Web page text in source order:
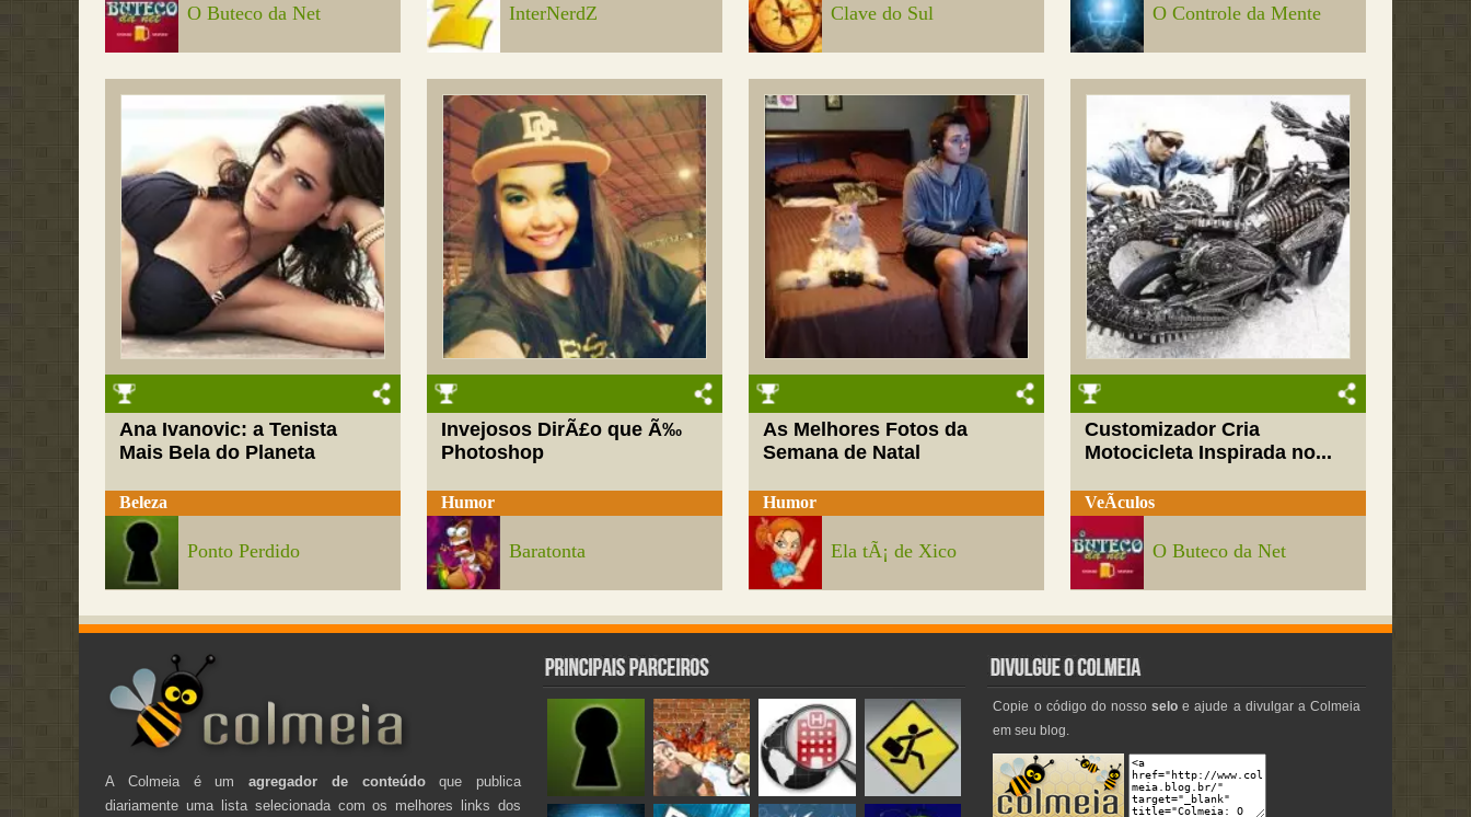
O Buteco da Net InterNerdZ Clave do Sul O Controle da Mente
Ana Ivanovic: a Tenista
Mais Bela do Planeta
Beleza
Ponto Perdido
Invejosos DirÃ£o que Ã‰
Photoshop
Humor
Baratonta
As Melhores Fotos da
Semana de Natal
Humor
Ela tÃ¡ de Xico
Customizador Cria
Motocicleta Inspirada no...
VeÃ­culos
O Buteco da Net
A Colmeia é umagregador de conteúdoque publica
diariamente uma lista selecionada com os melhores links dos
Copie o código do nossoselo e ajude a divulgar a Colmeia
em seu blog.